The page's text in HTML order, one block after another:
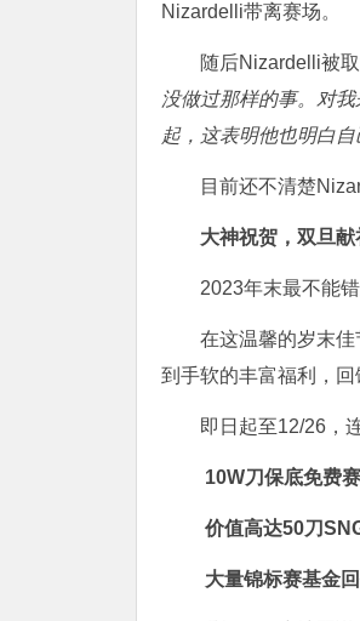
Nizardelli带离赛场。
随后Nizardelli被
没做过那样的事。对
起，这表明他也明白自
目前还不清楚
大神祝贺，双旦献
2023年末最不能
在这温馨的岁末
到手软的丰富福利，
即日起至12/26，
10W刀保底免费
价值高达50刀
大量锦标赛基金